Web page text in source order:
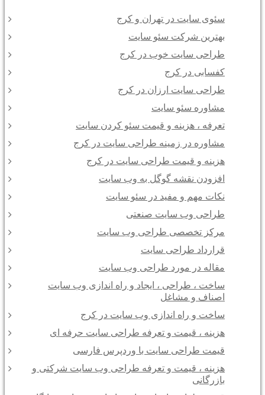
سئوی سایت در تهران و کرج
بهترین شرکت سئو سایت
طراحی سایت خوب در کرج
کفسابی در کرج
طراحی سایت ارزان در کرج
مشاوره سئو سایت
تعرفه ، هزینه و قیمت سئو کردن سایت
مشاوره در زمینه طراحی سایت در کرج
هزینه و قیمت طراحی سایت در کرج
افزودن نقشه گوگل به وب سایت
نکات مهم و مفید در سئو سایت
طراحی وب سایت صنعتی
مرکز تخصصی طراحی وب سایت
قرارداد طراحی سایت
مقاله در مورد طراحی وب سایت
ساخت ، طراحی ، ایجاد و راه اندازی وب سایت
اصناف و مشاغل
ساخت و راه اندازی وب سایت در کرج
هزینه ، قیمت و تعرفه طراحی سایت حرفه ای
قیمت طراحی سایت با وردپرس فارسی
هزینه ، قیمت و تعرفه طراحی وب سایت شرکتی و
بازرگانی